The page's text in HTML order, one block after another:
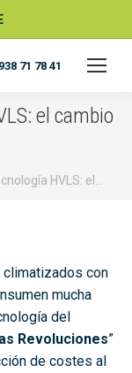
938 71 78 41
el cambio
HVLS: el…
climatizados con
mucha
del
Revoluciones”
de costes al